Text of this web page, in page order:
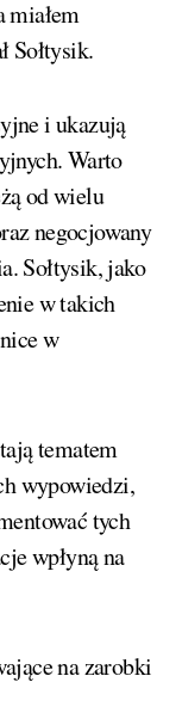
miałem
Sołtysik.
i ukazują
Warto
od wielu
negocjowany
Sołtysik, jako
w takich
w
tematem
wypowiedzi,
tych
wpłyną na
na zarobki